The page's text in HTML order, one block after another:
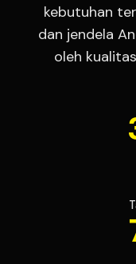
kebutuhan
dan jendela
oleh